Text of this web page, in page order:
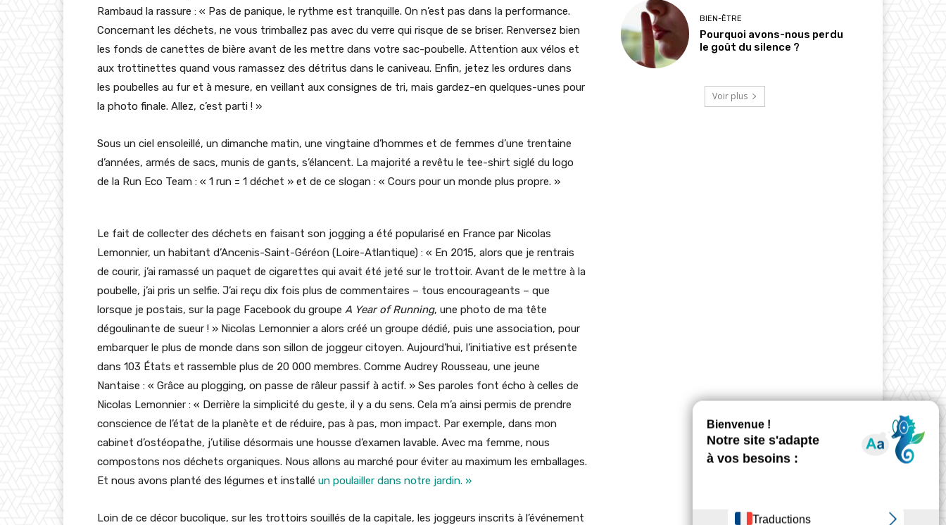
Rambaud la rassure : « Pas de panique, le rythme est tranquille. On n’est pas dans la performance.
Concernant les déchets, ne vous trimballez pas avec du verre qui risque de se briser. Renversez bien
les fonds de canettes de bière avant de les mettre dans votre sac-poubelle. Attention aux vélos et
aux trottinettes quand vous ramassez des détritus dans le caniveau. Enfin, jetez les ordures dans
les poubelles au fur et à mesure, en veillant aux consignes de tri, mais gardez-en quelques-unes pour
la photo finale. Allez, c’est parti ! »
Sous un ciel ensoleillé, un dimanche matin, une vingtaine d’hommes et de femmes d’une trentaine
d’années, armés de sacs, munis de gants, s’élancent. La majorité a revêtu le tee-shirt siglé du logo
de la Run Eco Team : « 1 run = 1 déchet » et de ce slogan : « Cours pour un monde plus propre. »
Le fait de collecter des déchets en faisant son jogging a été popularisé en France par Nicolas
Lemonnier, un habitant d’Ancenis-Saint-Géréon (Loire-Atlantique) : « En 2015, alors que je rentrais
de courir, j’ai ramassé un paquet de cigarettes qui avait été jeté sur le trottoir. Avant de le mettre à la
poubelle, j’ai pris un selfie. J’ai reçu dix fois plus de commentaires – tous encourageants – que
lorsque je postais, sur la page Facebook du groupe A Year of Running, une photo de ma tête
dégoulinante de sueur ! » Nicolas Lemonnier a alors créé un groupe dédié, puis une association, pour
embarquer le plus de monde dans son sillon de joggeur citoyen. Aujourd’hui, l’initiative est présente
dans 103 États et rassemble plus de 20 000 membres. Comme Audrey Rousseau, une jeune
Nantaise : « Grâce au plogging, on passe de râleur passif à actif. » Ses paroles font écho à celles de
Nicolas Lemonnier : « Derrière la simplicité du geste, il y a du sens. Cela m’a ainsi permis de prendre
conscience de l’état de la planète et de réduire, pas à pas, mon impact. Par exemple, dans mon
cabinet d’ostéopathe, j’utilise désormais une housse d’examen lavable. Avec ma femme, nous
compostons nos déchets organiques. Nous allons au marché pour éviter au maximum les emballages.
Et nous avons planté des légumes et installé un poulailler dans notre jardin. »
Loin de ce décor bucolique, sur les trottoirs souillés de la capitale, les joggeurs inscrits à l’événement
BIEN-ÊTRE
Pourquoi avons-nous perdu
le goût du silence ?
Voir plus